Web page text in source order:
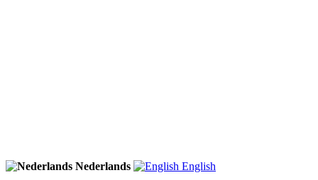
Nederlands English